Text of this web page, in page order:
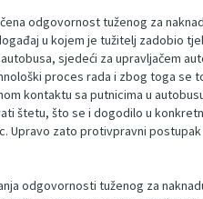
odgovornost tuženog za
u kojem je tužitelj zadobio
sjedeći za upravljačem
proces rada i zbog toga se
kontaktu sa putnicima u
štetu, što se i dogodilo u
zato protivpravni
odgovornosti tuženog za